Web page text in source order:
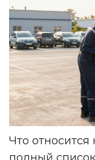
Что